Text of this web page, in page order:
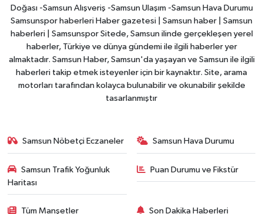
Doğası -Samsun Alışveriş -Samsun Ulaşım -Samsun Hava Durumu
Samsunspor haberleri Haber gazetesi | Samsun haber | Samsun
haberleri | Samsunspor Sitede, Samsun ilinde gerçekleşen yerel
haberler, Türkiye ve dünya gündemi ile ilgili haberler yer
almaktadır. Samsun Haber, Samsun'da yaşayan ve Samsun ile ilgili
haberleri takip etmek isteyenler için bir kaynaktır. Site, arama
motorları tarafından kolayca bulunabilir ve okunabilir şekilde
tasarlanmıştır
Samsun Nöbetçi Eczaneler Samsun Hava Durumu
Samsun Trafik Yoğunluk
Haritası
Puan Durumu ve Fikstür
Tüm Manşetler Son Dakika Haberleri